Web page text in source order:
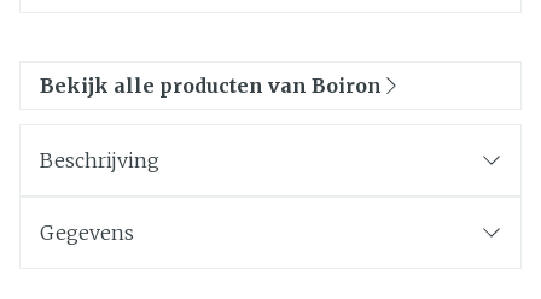
Bekijk alle producten van Boiron
Beschrijving
Gegevens